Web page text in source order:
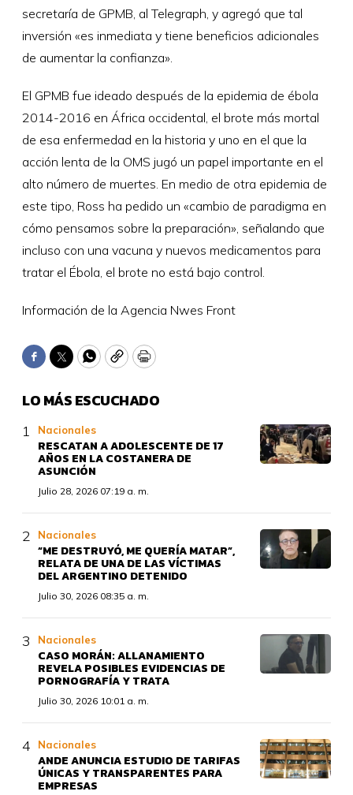
secretaría de GPMB, al Telegraph, y agregó que tal
inversión «es inmediata y tiene beneficios adicionales
de aumentar la confianza».
El GPMB fue ideado después de la epidemia de ébola
2014-2016 en África occidental, el brote más mortal
de esa enfermedad en la historia y uno en el que la
acción lenta de la OMS jugó un papel importante en el
alto número de muertes. En medio de otra epidemia de
este tipo, Ross ha pedido un «cambio de paradigma en
cómo pensamos sobre la preparación», señalando que
incluso con una vacuna y nuevos medicamentos para
tratar el Ébola, el brote no está bajo control.
Información de la Agencia Nwes Front
Facebook
TwitterWhatsApp
CopyPrint
LO MÁS ESCUCHADO
Nacionales
RESCATAN A ADOLESCENTE DE 17
AÑOS EN LA COSTANERA DE
ASUNCIÓN
Julio 28, 2026 07:19 a. m.
Nacionales
“ME DESTRUYÓ, ME QUERÍA MATAR”,
RELATA DE UNA DE LAS VÍCTIMAS
DEL ARGENTINO DETENIDO
Julio 30, 2026 08:35 a. m.
Nacionales
CASO MORÁN: ALLANAMIENTO
REVELA POSIBLES EVIDENCIAS DE
PORNOGRAFÍA Y TRATA
Julio 30, 2026 10:01 a. m.
Nacionales
ANDE ANUNCIA ESTUDIO DE TARIFAS
ÚNICAS Y TRANSPARENTES PARA
EMPRESAS